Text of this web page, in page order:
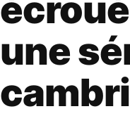
une